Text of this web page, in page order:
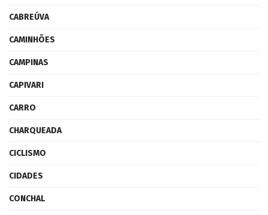
CABREÚVA
CAMINHÕES
CAMPINAS
CAPIVARI
CARRO
CHARQUEADA
CICLISMO
CIDADES
CONCHAL